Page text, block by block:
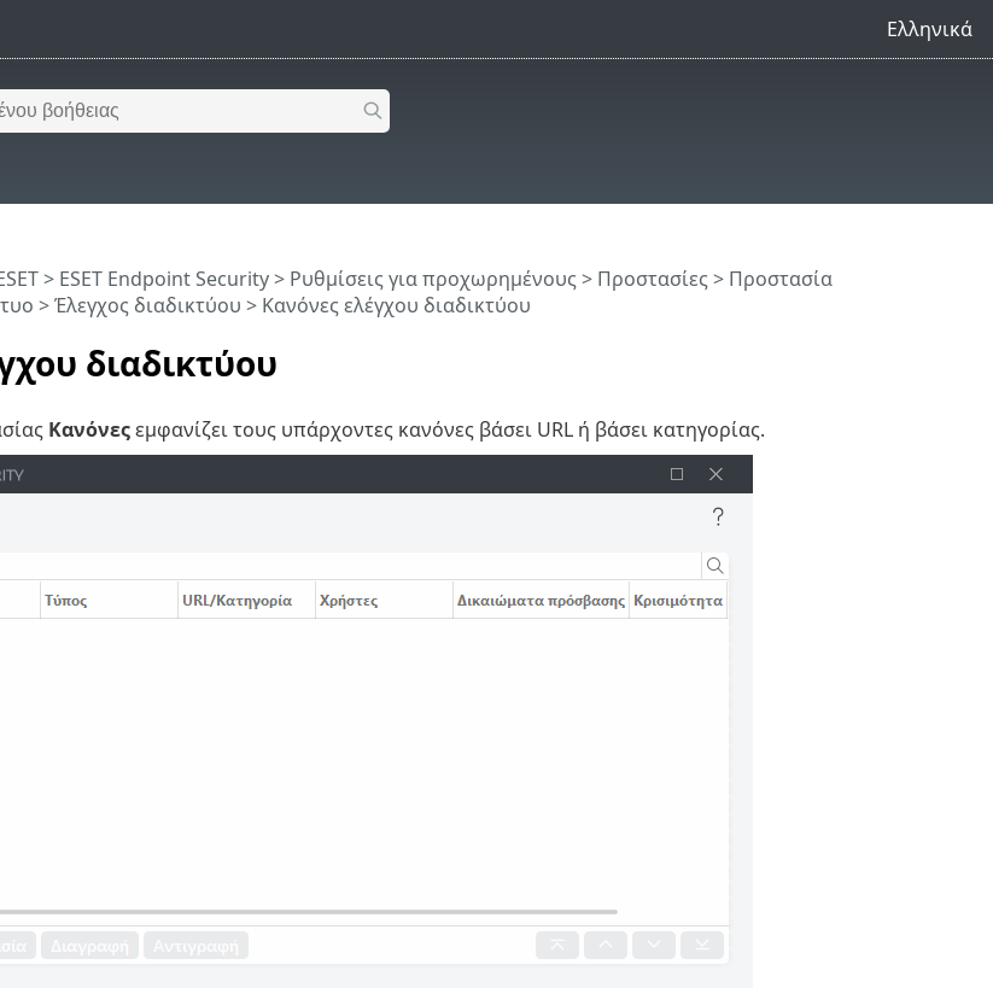
Ελληνικά
διαδικτύου
> ESET Endpoint Security> Ρυθμίσεις για προχωρημένους> Προστασίες> Προστασία
>Έλεγχος διαδικτύου > Κανόνες ελέγχου διαδικτύου
Κανόνεςεμφανίζει τους υπάρχοντες κανόνες βάσει URL ή βάσει κατηγορίας.